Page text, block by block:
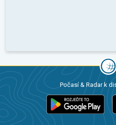
Počasí & Radar k